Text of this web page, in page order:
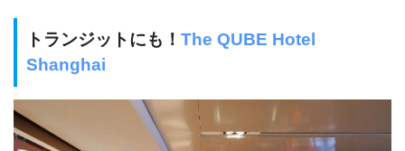
トランジットにも！ The QUBE Hotel
Shanghai